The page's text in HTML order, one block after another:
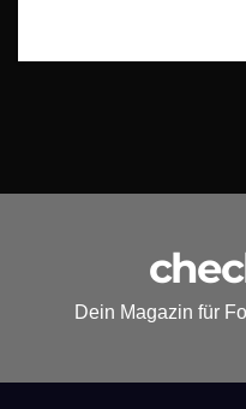
Dein Magazin für